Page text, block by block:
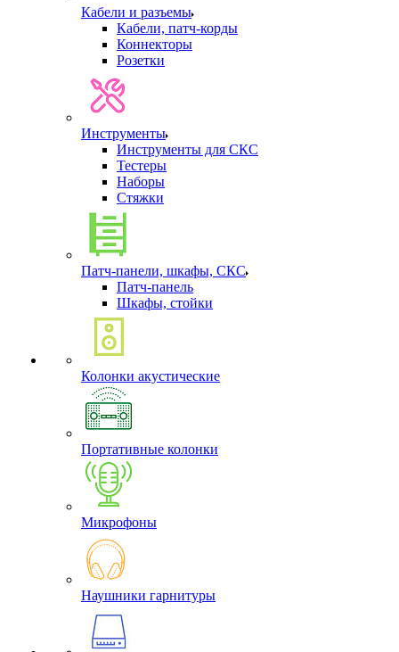
Кабели и разъемы
Кабели, патч-корды
Коннекторы
Розетки
Инструменты
Инструменты для СКС
Тестеры
Наборы
Стяжки
Патч-панели, шкафы, СКС
Патч-панель
Шкафы, стойки
Колонки акустические
Портативные колонки
Микрофоны
Наушники гарнитуры